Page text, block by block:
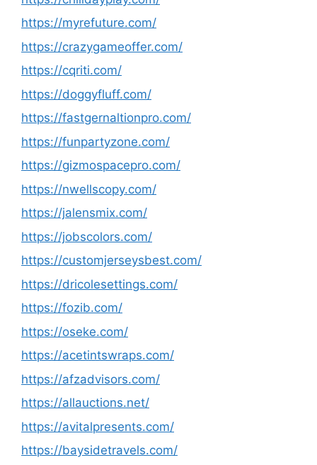
https://myrefuture.com/
https://crazygameoffer.com/
https://cqriti.com/
https://doggyfluff.com/
https://fastgernaltionpro.com/
https://funpartyzone.com/
https://gizmospacepro.com/
https://nwellscopy.com/
https://jalensmix.com/
https://jobscolors.com/
https://customjerseysbest.com/
https://dricolesettings.com/
https://fozib.com/
https://oseke.com/
https://acetintswraps.com/
https://afzadvisors.com/
https://allauctions.net/
https://avitalpresents.com/
https://baysidetravels.com/